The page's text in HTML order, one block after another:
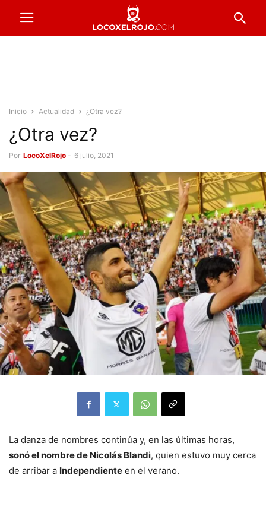
Inicio Actualidad ¿Otra vez?
¿Otra vez?
Por LocoXelRojo - 6 julio, 2021
La danza de nombres continúa y, en las últimas horas,
sonó el nombre de Nicolás Blandi, quien estuvo muy cerca
de arribar a Independiente en el verano.